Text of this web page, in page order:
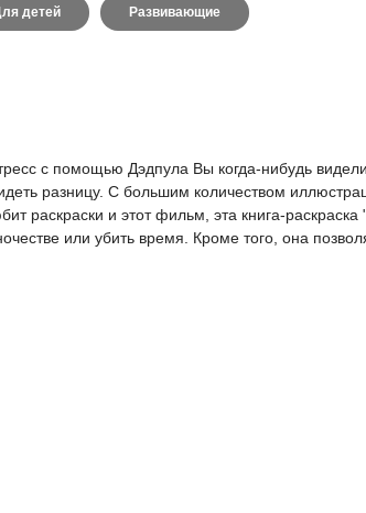
детей Развивающие
с помощью Дэдпула Вы когда-нибудь
разницу. С большим количеством
раскраски и этот фильм, эта книга-раскраска
или убить время. Кроме того, она